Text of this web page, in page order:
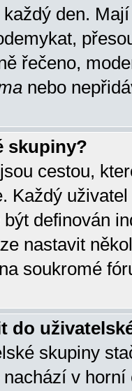
den.
řečeno,
nebo
skupiny?
cestou,
Každý
definován
nastavit
soukromé
do
skupiny
v horní